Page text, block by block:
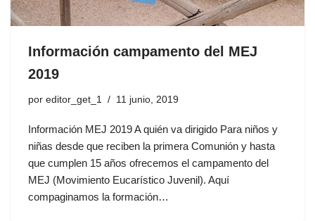
Información campamento del MEJ
2019
por editor_get_1 11 junio, 2019
Información MEJ 2019 A quién va dirigido Para niños y
niñas desde que reciben la primera Comunión y hasta
que cumplen 15 años ofrecemos el campamento del
MEJ (Movimiento Eucarístico Juvenil). Aquí
compaginamos la formación…